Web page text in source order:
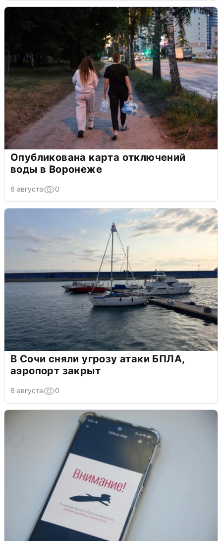
Опубликована карта отключений
воды в Воронеже
6 августа 0
В Сочи сняли угрозу атаки БПЛА,
аэропорт закрыт
6 августа 0